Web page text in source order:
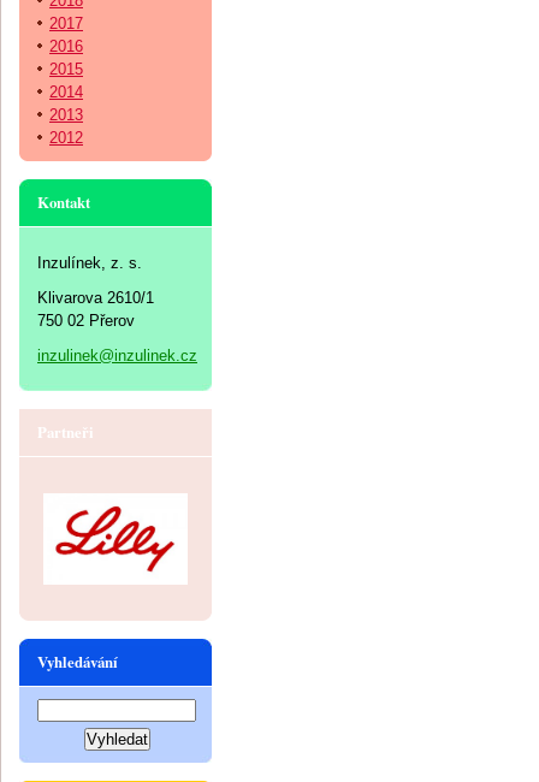
2017
2016
2015
2014
2013
2012
Kontakt
Inzulínek, z. s.
Klivarova 2610/1
750 02 Přerov
inzulinek@inzulinek.cz
Partneři
Vyhledávání